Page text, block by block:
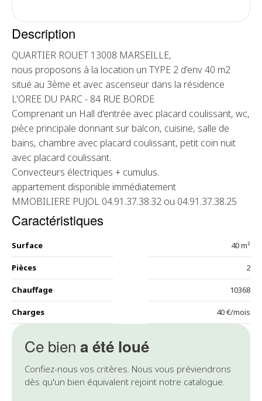
Ce bien a été loué
Confiez-nous vos critères. Nous vous préviendrons
dès qu'un bien équivalent rejoint notre catalogue.
Description
QUARTIER ROUET 13008 MARSEILLE,
nous proposons à la location un TYPE 2 d'env 40 m2
situé au 3ème et avec ascenseur dans la résidence
L'OREE DU PARC - 84 RUE BORDE
Comprenant un Hall d'entrée avec placard coulissant, wc,
pièce principale donnant sur balcon, cuisine, salle de
bains, chambre avec placard coulissant, petit coin nuit
avec placard coulissant.
Convecteurs électriques + cumulus.
appartement disponible immédiatement
MMOBILIERE PUJOL 04.91.37.38.32 ou 04.91.37.38.25
Caractéristiques
Surface 40 m²
Pièces 2
Chauffage 10368
Charges 40 €/mois